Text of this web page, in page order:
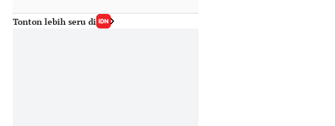
Tonton lebih seru di